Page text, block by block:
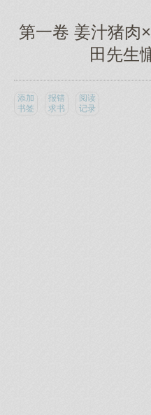
第一卷 姜汁猪肉
田先生
添加
书签
报错
求书
阅读
记录